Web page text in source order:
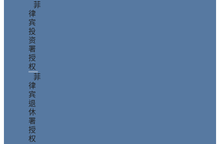
菲
律
宾
投
资
署
授
权
菲
律
宾
退
休
署
授
权